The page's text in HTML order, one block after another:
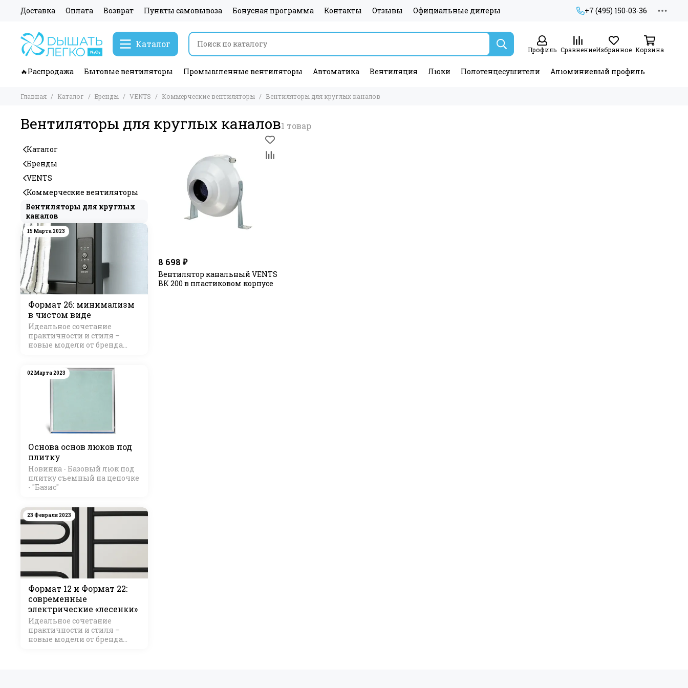
Доставка Оплата Возврат Пункты самовывоза Бонусная программа Контакты Отзывы Официальные дилеры +7 (495) 150-03-36
Каталог
Профиль СравнениеИзбранное Корзина
🔥Распродажа Бытовые вентиляторы Промышленные вентиляторы Автоматика Вентиляция Люки Полотенцесушители Алюминиевый профиль
Главная Каталог Бренды VENTS Коммерческие вентиляторы Вентиляторы для круглых каналов
Вентиляторы для круглых каналов
8 698 ₽
Вентилятор канальный VENTS
ВК 200 в пластиковом корпусе
Каталог
Бренды
VENTS
Коммерческие вентиляторы
Вентиляторы для круглых
каналов
15 Марта 2023
Формат 26: минимализм
в чистом виде
Идеальное сочетание
практичности и стиля –
новые модели от бренда
02 Марта 2023
Основа основ люков под
плитку
Новинка - Базовый люк под
плитку съемный на цепочке
- "Базис"
23 Февраля 2023
Формат 12 и Формат 22:
современные
электрические «лесенки»
Идеальное сочетание
практичности и стиля –
новые модели от бренда